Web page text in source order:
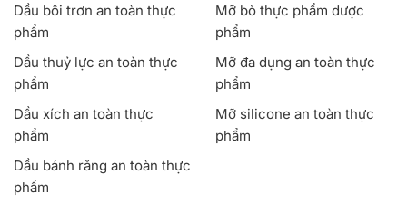
Dầu bôi trơn an toàn thực
phẩm
Mỡ bò thực phẩm dược
phẩm
Dầu thuỷ lực an toàn thực
phẩm
Mỡ đa dụng an toàn thực
phẩm
Dầu xích an toàn thực
phẩm
Mỡ silicone an toàn thực
phẩm
Dầu bánh răng an toàn thực
phẩm